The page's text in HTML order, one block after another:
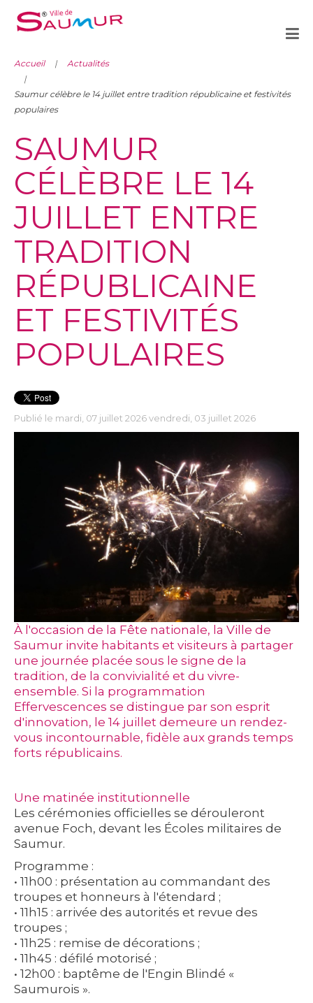
Accueil Actualités
Saumur célèbre le 14 juillet entre tradition républicaine et festivités
populaires
SAUMUR
CÉLÈBRE LE 14
JUILLET ENTRE
TRADITION
RÉPUBLICAINE
ET FESTIVITÉS
POPULAIRES
Publié le mardi, 07 juillet 2026 vendredi, 03 juillet 2026
À l'occasion de la Fête nationale, la Ville de
Saumur invite habitants et visiteurs à partager
une journée placée sous le signe de la
tradition, de la convivialité et du vivre-
ensemble. Si la programmation
Effervescences se distingue par son esprit
d'innovation, le 14 juillet demeure un rendez-
vous incontournable, fidèle aux grands temps
forts républicains.
Une matinée institutionnelle
Les cérémonies officielles se dérouleront
avenue Foch, devant les Écoles militaires de
Saumur.
Programme :
• 11h00 : présentation au commandant des
troupes et honneurs à l'étendard ;
• 11h15 : arrivée des autorités et revue des
troupes ;
• 11h25 : remise de décorations ;
• 11h45 : défilé motorisé ;
• 12h00 : baptême de l'Engin Blindé «
Saumurois ».